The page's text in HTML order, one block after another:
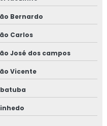
e pânico
Bernardo
Carlos
José dos campos
Vicente